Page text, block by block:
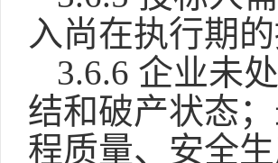
入尚在执行期
3.6.6 企业未
结和破产状态
程质量、安全